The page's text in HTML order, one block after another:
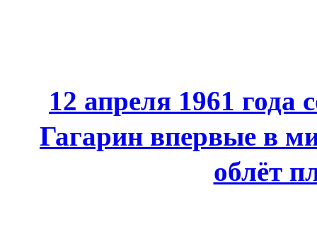
12 апреля 1961
Гагарин впервые в
облёт